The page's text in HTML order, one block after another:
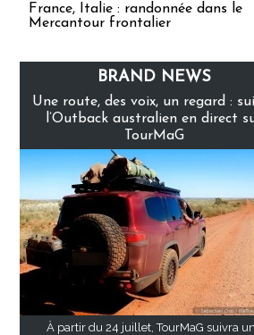
France, Italie : randonnée dans le
Mercantour frontalier
BRAND NEWS
Une route, des voix, un regard :
l’Outback australien en direct
TourMaG
À partir du 24 juillet, TourMaG suivra